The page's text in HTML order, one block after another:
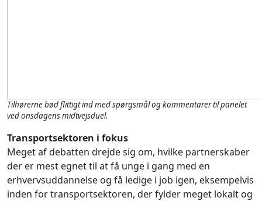
Tilhørerne bød flittigt ind med spørgsmål og kommentarer til panelet
ved onsdagens midtvejsduel.
Transportsektoren i fokus
Meget af debatten drejde sig om, hvilke partnerskaber
der er mest egnet til at få unge i gang med en
erhvervsuddannelse og få ledige i job igen, eksempelvis
inden for transportsektoren, der fylder meget lokalt og